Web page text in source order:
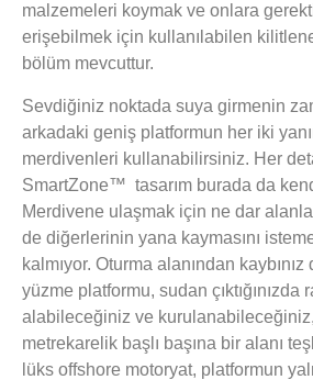
malzemeleri koymak ve onlara
erişebilmek için kullanılabilen
bölüm mevcuttur.
Sevdiğiniz noktada suya girmenin
arkadaki geniş platformun her iki
merdivenleri kullanabilirsiniz. Her
SmartZone™ tasarım burada da
Merdivene ulaşmak için ne dar
de diğerlerinin yana kaymasını
kalmıyor. Oturma alanından
yüzme platformu, sudan çıktığınızda
alabileceğiniz ve
metrekarelik başlı başına bir alanı
lüks offshore motoryat, platformun